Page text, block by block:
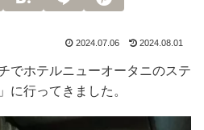
2024.07.06 2024.08.01
でホテルニューオータニのステ
に行ってきました。